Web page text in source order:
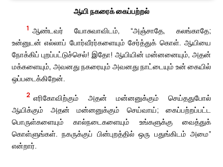
ஆயி நகரைக் கைப்பற்றல்
1 ஆண்டவர் யோசுவாவிடம், “அஞ்சாதே, கலங்காதே;
உன்னுடன் எல்லாப் போர்வீரர்களையும் சேர்த்துக் கொள். ஆயியை
நோக்கிப் புறப்பட்டுச்செல்! இதோ! ஆயியின் மன்னனையும், அதன்
மக்களையும், அவனது நகரையும் அவனது நாட்டையும் உன் கையில்
ஒப்படைக்கிறேன்.
2 எரிகோவிற்கும் அதன் மன்னனுக்கும் செய்ததுபோல்
ஆயிக்கும் அதன் மன்னனுக்கும் செய்வாய்; கைப்பற்றப்பட்ட
பொருள்களையும் கால்நடைகளையும் உங்களுக்கு வைத்துக்
கொள்ளுங்கள். நகருக்குப் பின்புறத்தில் ஒரு பதுங்கிடம் அமை”
என்றார்.